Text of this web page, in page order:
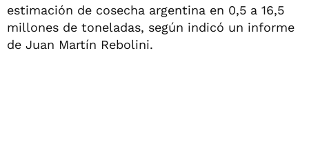
estimación de cosecha argentina en 0,5 a 16,5
millones de toneladas, según indicó un informe
de Juan Martín Rebolini.